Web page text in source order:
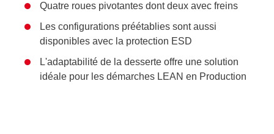
Quatre roues pivotantes dont deux avec freins
Les configurations préétablies sont aussi
disponibles avec la protection ESD
L'adaptabilité de la desserte offre une solution
idéale pour les démarches LEAN en Production